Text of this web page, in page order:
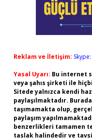
Reklam ve İletişim:
Yasal Uyarı: Bu internet
veya şahıs şirketi ile
Sitede yalnızca kendi
paylaşılmaktadır.
taşımamakta olup,
paylaşım
benzerlikleri tamamen
taslak halindedir ve